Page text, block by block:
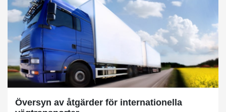
Översyn av åtgärder för internationella